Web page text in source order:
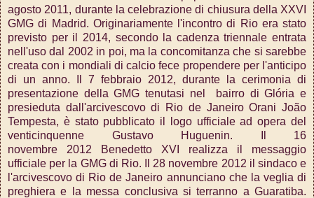
agosto 2011, durante la celebrazione di chiusura della XXVI
GMG di Madrid. Originariamente l'incontro di Rio era stato
previsto per il 2014, secondo la cadenza triennale entrata
nell'uso dal 2002 in poi, ma la concomitanza che si sarebbe
creata con i mondiali di calcio fece propendere per l'anticipo
di un anno. Il 7 febbraio 2012, durante la cerimonia di
presentazione della GMG tenutasi nel bairro di Glória e
presieduta dall'arcivescovo di Rio de Janeiro Orani João
Tempesta, è stato pubblicato il logo ufficiale ad opera del
venticinquenne Gustavo Huguenin. Il 16
novembre 2012 Benedetto XVI realizza il messaggio
ufficiale per la GMG di Rio. Il 28 novembre 2012 il sindaco e
l'arcivescovo di Rio de Janeiro annunciano che la veglia di
preghiera e la messa conclusiva si terranno a Guaratiba.